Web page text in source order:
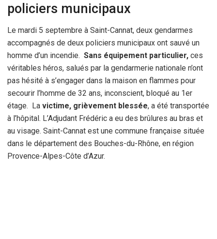
policiers municipaux
Le mardi 5 septembre à Saint-Cannat, deux gendarmes
accompagnés de deux policiers municipaux ont sauvé un
homme d’un incendie. Sans équipement particulier, ces
véritables héros, salués par la gendarmerie nationale n’ont
pas hésité à s’engager dans la maison en flammes pour
secourir l’homme de 32 ans, inconscient, bloqué au 1er
étage. La victime, grièvement blessée, a été transportée
à l’hôpital. L’Adjudant Frédéric a eu des brûlures au bras et
au visage. Saint-Cannat est une commune française située
dans le département des Bouches-du-Rhône, en région
Provence-Alpes-Côte d’Azur.